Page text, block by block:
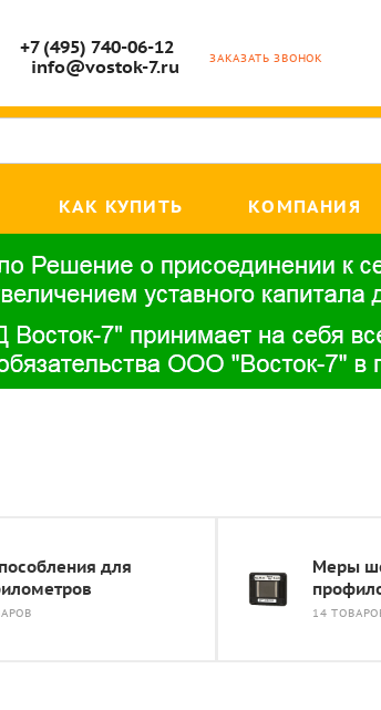
+7 (495) 740-06-12
info@vostok-7.ru
ЗАКАЗАТЬ ЗВОНОК
КАК КУПИТЬ КОМПАНИЯ
для
Меры
14